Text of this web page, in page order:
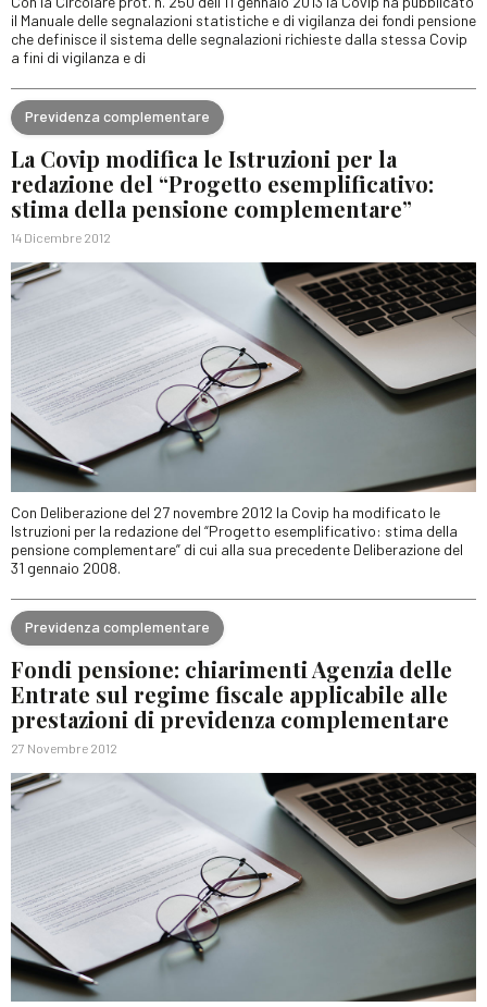
il Manuale delle segnalazioni statistiche e di vigilanza dei fondi pensione
che definisce il sistema delle segnalazioni richieste dalla stessa Covip
a fini di vigilanza e di
Previdenza complementare
La Covip modifica le Istruzioni per la
redazione del “Progetto esemplificativo:
stima della pensione complementare”
14 Dicembre 2012
Con Deliberazione del 27 novembre 2012 la Covip ha modificato le
Istruzioni per la redazione del “Progetto esemplificativo: stima della
pensione complementare” di cui alla sua precedente Deliberazione del
31 gennaio 2008.
Previdenza complementare
Fondi pensione: chiarimenti Agenzia delle
Entrate sul regime fiscale applicabile alle
prestazioni di previdenza complementare
27 Novembre 2012